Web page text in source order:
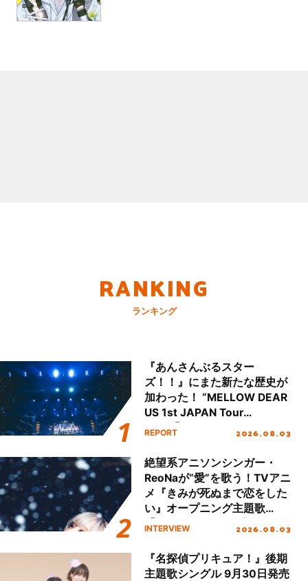
RANKING
ランキング
『あんさんぶるスター
ズ！！』にまた新たな歴史が
加わった！ “MELLOW DEAR
US 1st JAPAN Tour
Final「NICE to meet YOU
ート!!
REPORT 2026.08.03
絶望系アニソンシンガー・
ReoNaが“愛”を歌う！TVアニ
メ『きみが死ぬまで恋をした
い』オープニング主題歌
「Amore」インタビュー
INTERVIEW 2026.08.03
『名探偵プリキュア！』後期
主題歌シングル 9月30日発売